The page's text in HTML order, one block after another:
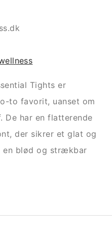
Tights er
to favorit, uanset om
De har en flatterende
der sikrer et glat og
en blød og strækbar